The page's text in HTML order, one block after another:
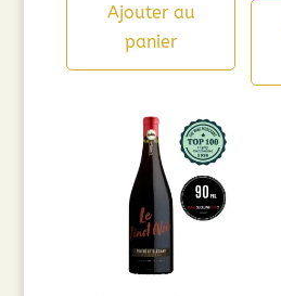
Ajouter au
panier